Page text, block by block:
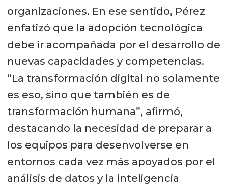
organizaciones. En ese sentido, Pérez
enfatizó que la adopción tecnológica
debe ir acompañada por el desarrollo de
nuevas capacidades y competencias.
“La transformación digital no solamente
es eso, sino que también es de
transformación humana”, afirmó,
destacando la necesidad de preparar a
los equipos para desenvolverse en
entornos cada vez más apoyados por el
análisis de datos y la inteligencia